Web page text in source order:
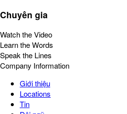
Chuyên gia
Watch the Video
Learn the Words
Speak the Lines
Company Information
Giới thiệu
Locations
Tin